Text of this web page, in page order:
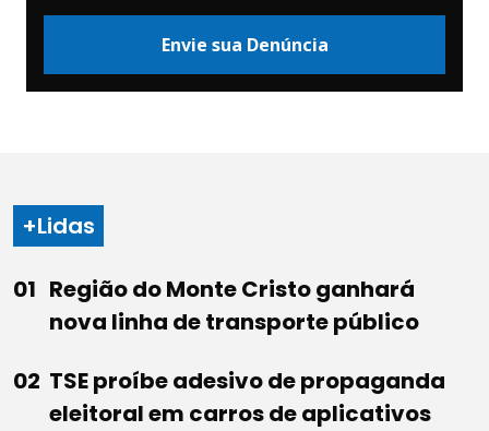
Envie sua Denúncia
+Lidas
Região do Monte Cristo ganhará
nova linha de transporte público
TSE proíbe adesivo de propaganda
eleitoral em carros de aplicativos